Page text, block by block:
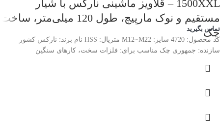
1500XXL – قلاویز ماشینی نارکس با شیار
مستقیم و نوک مارپیچ، طول 120 میلی‌متر، ساخت
چک
تماس بگیرید
کد محصول: 4720 سایز: M12~M22 متریال: HSS نام برند: نارکس کشور
سازنده: جمهوری چک مناسب برای: فلزات سخت، کارهای سنگین